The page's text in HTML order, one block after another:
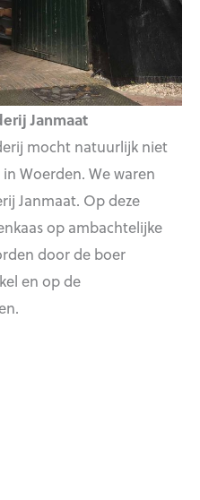
Janmaat
mocht natuurlijk niet
Woerden. We waren
Janmaat. Op deze
op ambachtelijke
door de boer
en op de